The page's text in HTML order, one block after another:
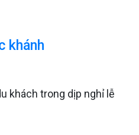
khánh
khách trong dịp nghỉ lễ